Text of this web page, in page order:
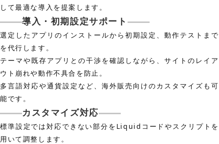
して最適な導入を提案します。
導入・初期設定サポート
選定したアプリのインストールから初期設定、動作テストまで
を代行します。
テーマや既存アプリとの干渉を確認しながら、サイトのレイア
ウト崩れや動作不具合を防止。
多言語対応や通貨設定など、海外販売向けのカスタマイズも可
能です。
カスタマイズ対応
標準設定では対応できない部分をLiquidコードやスクリプトを
用いて調整します。